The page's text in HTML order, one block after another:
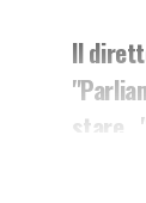
Il